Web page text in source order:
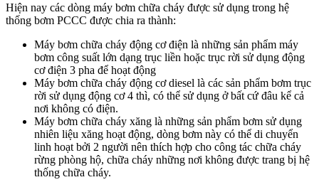
Hiện nay các dòng máy bơm chữa cháy được sử dụng trong hệ
thống bơm PCCC được chia ra thành:
Máy bơm chữa cháy động cơ điện là những sản phẩm máy
bơm công suất lớn dạng trục liền hoặc trục rời sử dụng động
cơ điện 3 pha để hoạt động
Máy bơm chữa cháy động cơ diesel là các sản phẩm bơm trục
rời sử dụng động cơ 4 thì, có thể sử dụng ở bất cứ đâu kể cả
nơi không có điện.
Máy bơm chữa cháy xăng là những sản phẩm bơm sử dụng
nhiên liệu xăng hoạt động, dòng bơm này có thể di chuyển
linh hoạt bởi 2 người nên thích hợp cho công tác chữa cháy
rừng phòng hộ, chữa cháy những nơi không được trang bị hệ
thống chữa cháy.